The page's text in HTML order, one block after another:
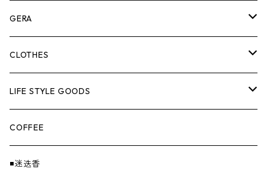
ASOMATOUS
HANGBURGER（ハングバーガー）
EX-GATE（エクスゲート）
COLLABORATION
UNITIUM.
THE UNFORM STORE オリジナル
GERA
ランタン＆ライト
クッカー＆カトラリー
バーナー
焚火
CLOTHES
TOPS
PANTS
CAP
LIFE STYLE GOODS
ステッカー
COFFEE
◾️迷迭香